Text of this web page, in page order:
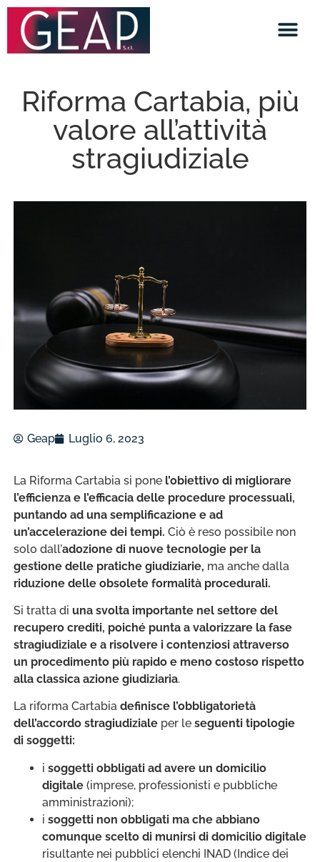
Riforma Cartabia, più
valore all’attività
stragiudiziale
Geap Luglio 6, 2023
La Riforma Cartabia si pone l’obiettivo di migliorare
l’efficienza e l’efficacia delle procedure processuali,
puntando ad una semplificazione e ad
un’accelerazione dei tempi. Ciò è reso possibile non
solo dall’adozione di nuove tecnologie per la
gestione delle pratiche giudiziarie, ma anche dalla
riduzione delle obsolete formalità procedurali.
Si tratta di una svolta importante nel settore del
recupero crediti, poiché punta a valorizzare la fase
stragiudiziale e a risolvere i contenziosi attraverso
un procedimento più rapido e meno costoso rispetto
alla classica azione giudiziaria.
La riforma Cartabia definisce l’obbligatorietà
dell’accordo stragiudizialeper le seguenti tipologie
di soggetti:
i soggetti obbligati ad avere un domicilio
digitale(imprese, professionisti e pubbliche
amministrazioni);
i soggetti non obbligati ma che abbiano
comunque scelto di munirsi di domicilio digitale
risultante nei pubblici elenchi INAD (Indice dei